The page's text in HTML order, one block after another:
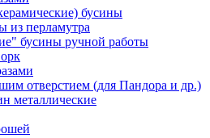
бусины
из перламутра
бусины ручной работы
отверстием (для Пандора и др.)
металлические